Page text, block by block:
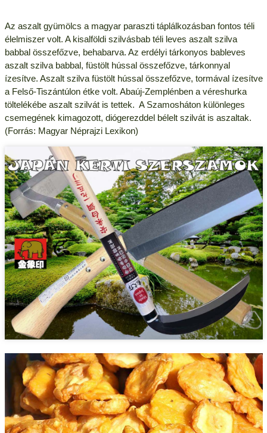
Az aszalt gyümölcs a magyar paraszti táplálkozásban fontos téli
élelmiszer volt. A kisalföldi szilvásbab téli leves aszalt szilva
babbal összefőzve, behabarva. Az erdélyi tárkonyos bableves
aszalt szilva babbal, füstölt hússal összefőzve, tárkonnyal
ízesítve. Aszalt szilva füstölt hússal összefőzve, tormával ízesítve
a Felső-Tiszántúlon étke volt. Abaúj-Zemplénben a véreshurka
töltelékébe aszalt szilvát is tettek. A Szamosháton különleges
csemegének kimagozott, diógerezddel bélelt szilvát is aszaltak.
(Forrás: Magyar Néprajzi Lexikon)